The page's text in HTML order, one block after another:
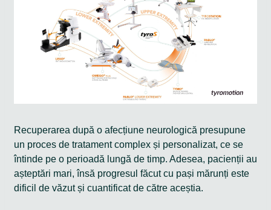
Recuperarea după o afecțiune neurologică presupune
un proces de tratament complex și personalizat, ce se
întinde pe o perioadă lungă de timp. Adesea, pacienții au
așteptări mari, însă progresul făcut cu pași mărunți este
dificil de văzut și cuantificat de către aceștia.